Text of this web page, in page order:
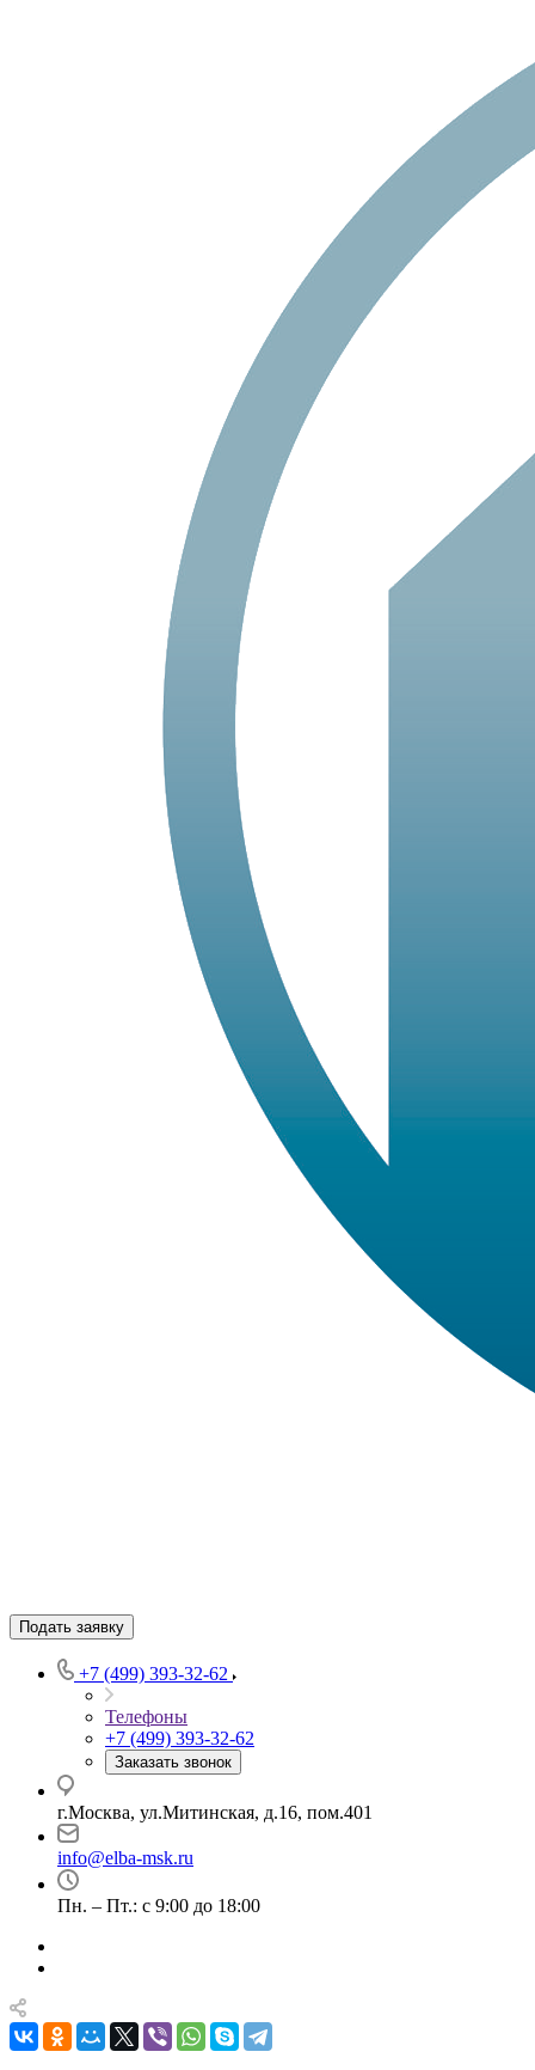
Подать заявку
+7 (499) 393-32-62
Телефоны
+7 (499) 393-32-62
Заказать звонок
г.Москва, ул.Митинская, д.16, пом.401
info@elba-msk.ru
Пн. – Пт.: с 9:00 до 18:00